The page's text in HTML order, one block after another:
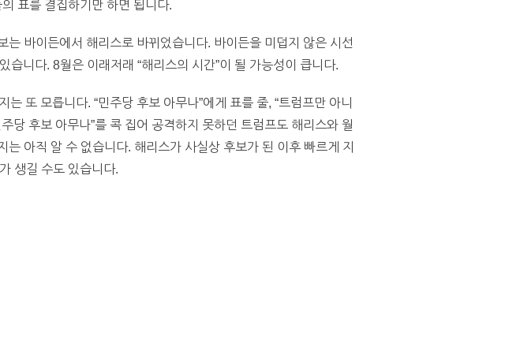
표를 결집하기만 하면 됩니다.
바이든에서 해리스로 바뀌었습니다. 바이든을 미덥지 않은 시선
니다. 8월은 이래저래 “해리스의 시간”이 될 가능성이 큽니다.
또 모릅니다. “민주당 후보 아무나”에게 표를 줄, “트럼프만 아니
당 후보 아무나”를 콕 집어 공격하지 못하던 트럼프도 해리스와 월
아직 알 수 없습니다. 해리스가 사실상 후보가 된 이후 빠르게 지
생길 수도 있습니다.